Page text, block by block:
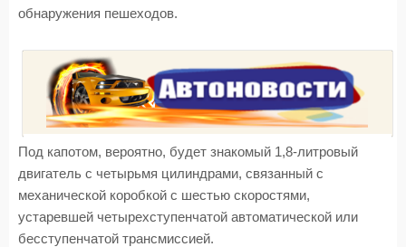
обнаружения пешеходов.
Под капотом, вероятно, будет знакомый 1,8-литровый
двигатель с четырьмя цилиндрами, связанный с
механической коробкой с шестью скоростями,
устаревшей четырехступенчатой автоматической или
бесступенчатой трансмиссией.